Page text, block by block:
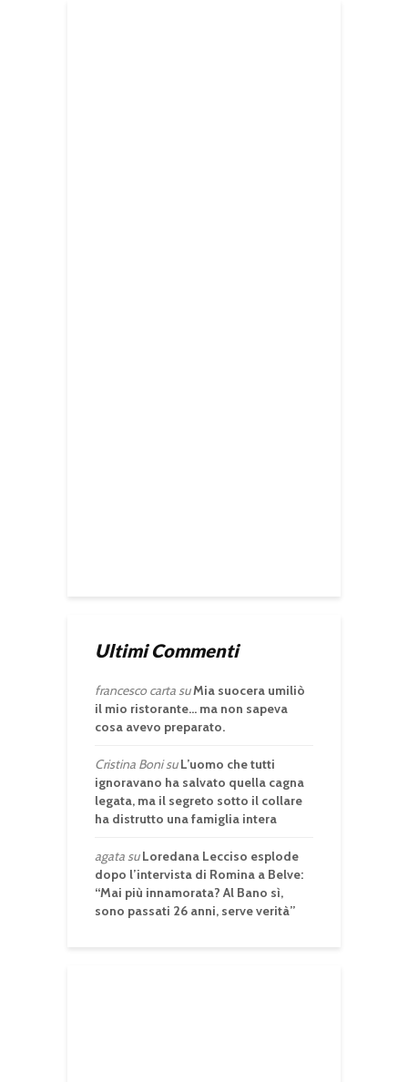
Ultimi Commenti
francesco cartasuMia suocera umiliò
il mio ristorante… ma non sapeva
cosa avevo preparato.
Cristina BonisuL’uomo che tutti
ignoravano ha salvato quella cagna
legata, ma il segreto sotto il collare
ha distrutto una famiglia intera
agatasuLoredana Lecciso esplode
dopo l’intervista di Romina a Belve:
“Mai più innamorata? Al Bano sì,
sono passati 26 anni, serve verità”